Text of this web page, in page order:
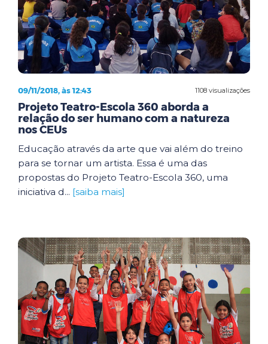
1108 visualizações
09/11/2018, às 12:43
Projeto Teatro-Escola 360 aborda a
relação do ser humano com a natureza
nos CEUs
Educação através da arte que vai além do treino
para se tornar um artista. Essa é uma das
propostas do Projeto Teatro-Escola 360, uma
iniciativa d... [saiba mais]